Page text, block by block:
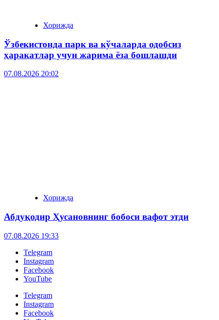
Хорижда
Ўзбекистонда парк ва кўчаларда одобсиз
ҳаракатлар учун жарима ёза бошлашди
07.08.2026 20:02
Хорижда
Абдуқодир Ҳусановнинг бобоси вафот этди
07.08.2026 19:33
Telegram
Instagram
Facebook
YouTube
Telegram
Instagram
Facebook